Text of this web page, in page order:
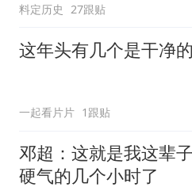
料定历史 27跟贴
这年头有几个是干净的
一起看片片 1跟贴
邓超：这就是我这辈
硬气的几个小时了